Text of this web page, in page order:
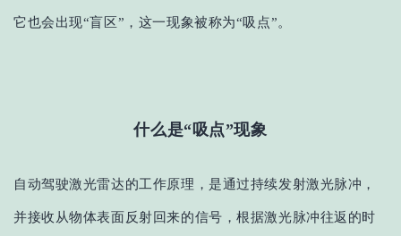
它也会出现“盲区”，这一现象被称为“吸点”。
什么是“吸点”现象
自动驾驶激光雷达的工作原理，是通过持续发射激光脉冲，
并接收从物体表面反射回来的信号，根据激光脉冲往返的时